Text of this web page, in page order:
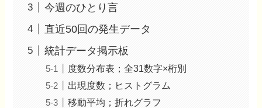
今週のひとり言
直近50回の発生データ
統計データ掲示板
度数分布表；全31数字×桁別
出現度数；ヒストグラム
移動平均；折れグラフ